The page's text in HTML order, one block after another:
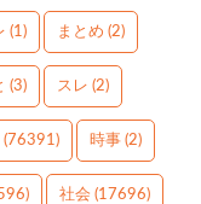
(1) まとめ (2)
(3) スレ (2)
(76391) 時事 (2)
社会 (17696)